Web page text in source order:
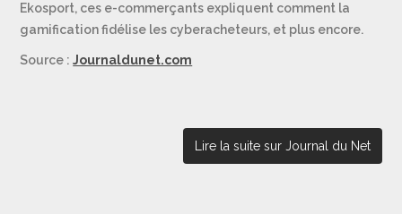
Ekosport, ces e-commerçants expliquent comment la
gamification fidélise les cyberacheteurs, et plus encore.
Source :Journaldunet.com
Lire la suite sur Journal du Net